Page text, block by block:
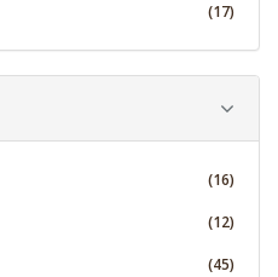
(17)
(16)
(12)
(45)